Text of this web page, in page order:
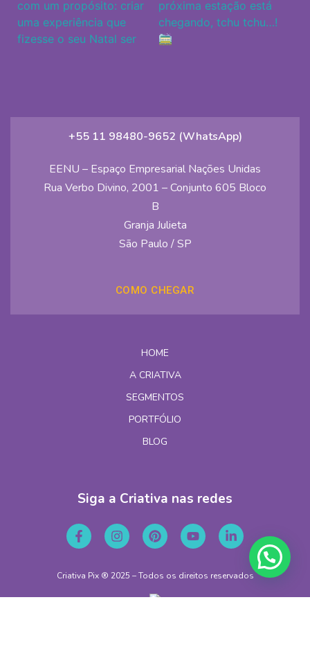
+55 11 98480-9652 (WhatsApp)
EENU – Espaço Empresarial Nações Unidas
Rua Verbo Divino, 2001 – Conjunto 605 Bloco
B
Granja Julieta
São Paulo / SP
COMO CHEGAR
HOME
A CRIATIVA
SEGMENTOS
PORTFÓLIO
BLOG
Siga a Criativa nas redes
Criativa Pix ® 2025 – Todos os direitos reservados